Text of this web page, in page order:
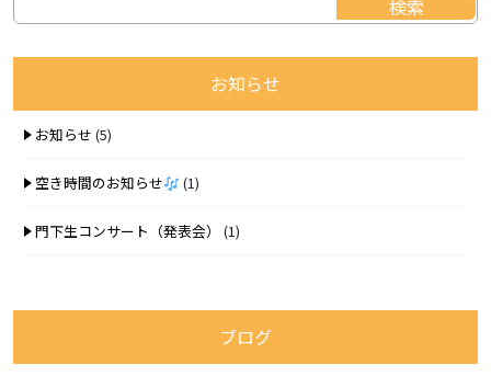
お知らせ
お知らせ (5)
空き時間のお知らせ (1)
門下生コンサート（発表会） (1)
ブログ